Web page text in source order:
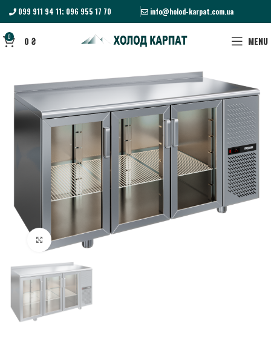
099 911 94 11; 096 955 17 70 info@holod-karpat.com.ua
0 0 ₴ MENU
Click to enlarge